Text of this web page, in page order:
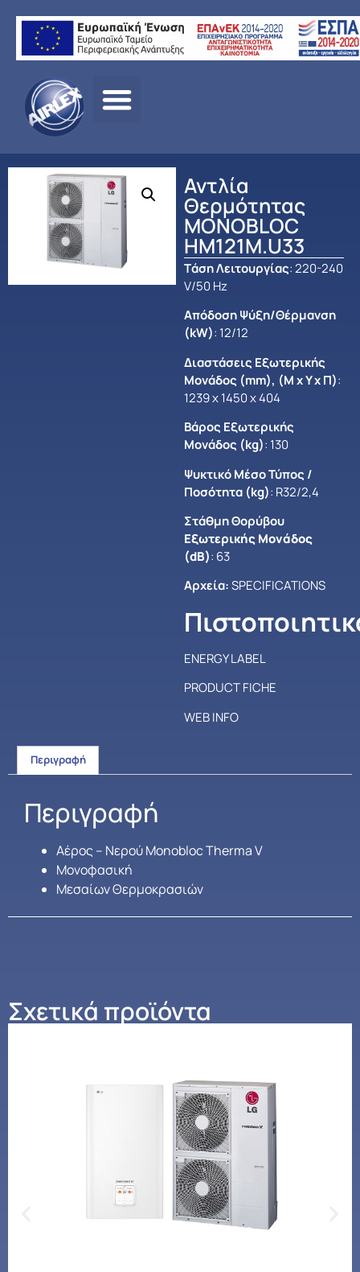
Αρχική σελίδα/ΠΡΟΪΟΝΤΑ
HEAT PUMPS
Αντλία
Θερμότητας
MONOBLOC
HM121M.U33
Tάση Λειτουργίας: 220-240
V/50 Hz
Απόδοση Ψύξη/Θέρμανση
(kW): 12/12
Διαστάσεις Εξωτερικής
Μονάδος (mm), (Μ x Y x Π):
1239 x 1450 x 404
Βάρος Εξωτερικής
Μονάδος (kg): 130
Ψυκτικό Μέσο Τύπος /
Ποσότητα (kg): R32/2,4
Στάθμη Θορύβου
Εξωτερικής Μονάδος
(dB): 63
Αρχεία:SPECIFICATIONS
ENERGY LABEL
PRODUCT FICHE
WEB INFO
Περιγραφή
Περιγραφή
Αέρος – Νερού Monobloc Therma V
Mονοφασική
Μεσαίων Θερμοκρασιών
Σχετικά προϊόντα